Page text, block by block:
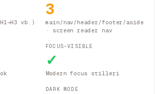
vb.)
3
main/nav/header/footer/aside
· screen reader nav
FOCUS-VISIBLE
✓
Modern focus stilleri
DARK MODE